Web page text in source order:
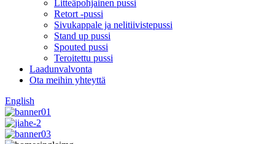
Litteäpohjainen pussi
Retort -pussi
Sivukappale ja nelitiivistepussi
Stand up pussi
Spouted pussi
Teroitettu pussi
Laadunvalvonta
Ota meihin yhteyttä
English